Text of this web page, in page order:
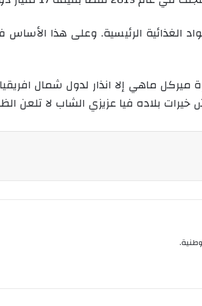
الغذائية الرئيسية. وعلى هذا
ميركل ماهي إلا انذار لدول شمال
بلاده فيا عزيزي الشاب لا تلعن